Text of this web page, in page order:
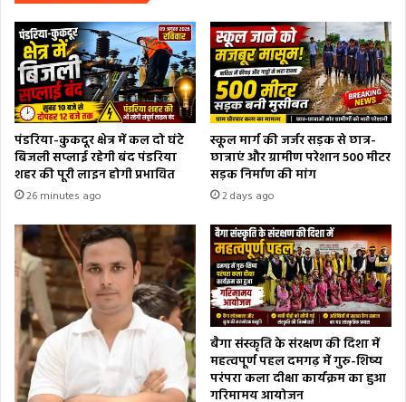
पंडरिया-कुकदूर क्षेत्र में कल दो घंटे
बिजली सप्लाई रहेगी बंद पंडरिया
शहर की पूरी लाइन होगी प्रभावित
26 minutes ago
स्कूल मार्ग की जर्जर सड़क से छात्र-
छात्राएं और ग्रामीण परेशान 500 मीटर
सड़क निर्माण की मांग
2 days ago
बैगा संस्कृति के संरक्षण की दिशा में
महत्वपूर्ण पहल दमगढ़ में गुरु-शिष्य
परंपरा कला दीक्षा कार्यक्रम का हुआ
गरिमामय आयोजन